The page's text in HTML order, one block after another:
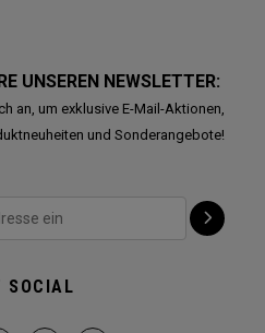
UNSEREN NEWSLETTER:
an, um exklusive E-Mail-Aktionen,
und Sonderangebote!
SOCIAL